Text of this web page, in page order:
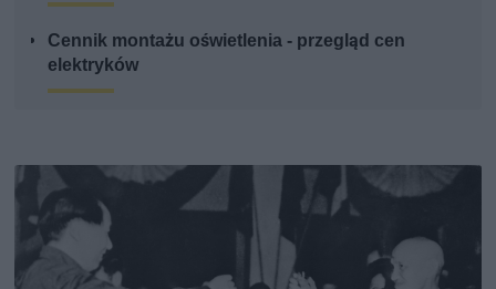
Cennik montażu oświetlenia - przegląd cen
elektryków